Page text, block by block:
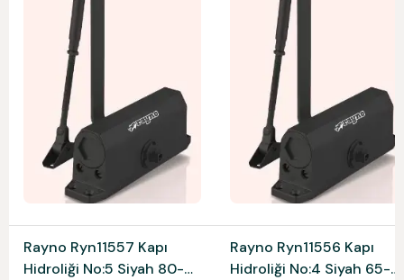
Rayno Ryn11557 Kapı
Hidroliği No:5 Siyah 80-
Rayno Ryn11556 Kapı
Hidroliği No:4 Siyah 65-